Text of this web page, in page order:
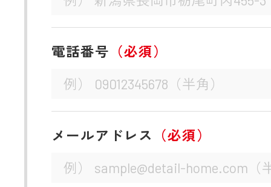
電話番号 （必須）
メールアドレス （必須）